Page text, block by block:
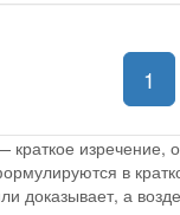
1
изречение,
в
доказывает, а